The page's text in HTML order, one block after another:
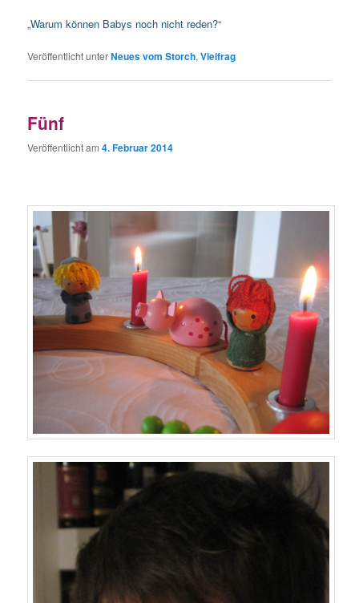
„Warum können Babys noch nicht reden?“
Veröffentlicht unterNeues vom Storch,Vielfrag
Fünf
Veröffentlicht am4. Februar 2014